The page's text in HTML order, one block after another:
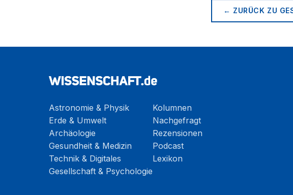
← ZURÜCK ZU
Astronomie & Physik
Erde & Umwelt
Archäologie
Gesundheit & Medizin
Technik & Digitales
Gesellschaft & Psychologie
Kolumnen
Nachgefragt
Rezensionen
Podcast
Lexikon